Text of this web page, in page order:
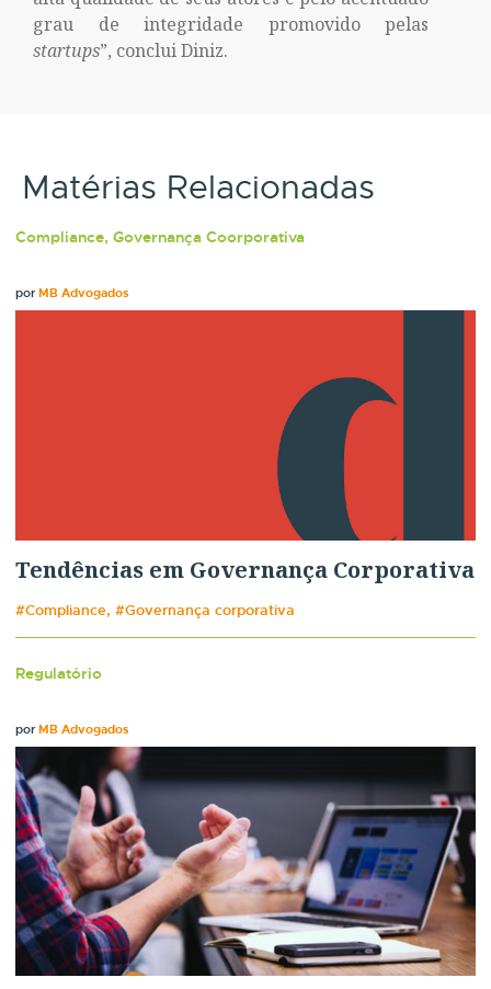
grau de integridade promovido pelas
startups”, conclui Diniz.
Matérias Relacionadas
Compliance, Governança Coorporativa
porMB Advogados
Tendências em Governança Corporativa
#Compliance, #Governança corporativa
Regulatório
porMB Advogados